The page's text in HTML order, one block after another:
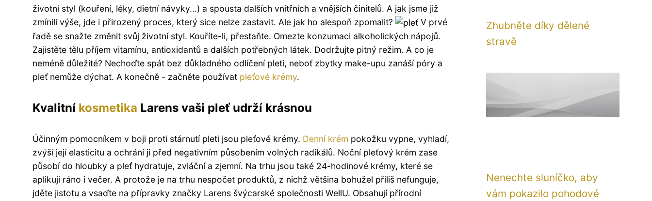
životní styl (kouření, léky, dietní návyky...) a spousta dalších vnitřních a vnějších činitelů. A jak jsme již
zmínili výše, jde i přirozený proces, který sice nelze zastavit. Ale jak ho alespoň zpomalit?
V prvé
řadě se snažte změnit svůj životní styl. Kouříte-li, přestaňte. Omezte konzumaci alkoholických nápojů.
Zajistěte tělu příjem vitamínu, antioxidantů a dalších potřebných látek. Dodržujte pitný režim. A co je
neméně důležité? Nechoďte spát bez důkladného odlíčení pleti, neboť zbytky make-upu zanáší póry a
pleť nemůže dýchat. A konečně - začněte používat pleťové krémy.
Kvalitní kosmetika Larens vaši pleť udrží krásnou
Účinným pomocníkem v boji proti stárnutí pleti jsou pleťové krémy. Denní krém pokožku vypne, vyhladí,
zvýší její elasticitu a ochrání ji před negativním působením volných radikálů. Noční pleťový krém zase
působí do hloubky a pleť hydratuje, zvláční a zjemní. Na trhu jsou také 24-hodinové krémy, které se
aplikují ráno i večer. A protože je na trhu nespočet produktů, z nichž většina bohužel příliš nefunguje,
jděte jistotu a vsaďte na přípravky značky Larens švýcarské společnosti WellU. Obsahují přírodní
Zhubněte díky dělené
stravě
Nenechte sluníčko, aby
vám pokazilo pohodové